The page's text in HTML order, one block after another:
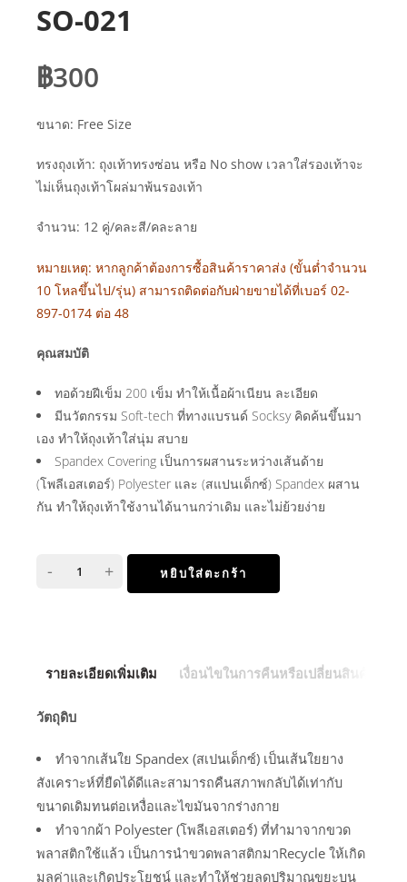
SO-021
฿300
ขนาด: Free Size
ทรงถุงเท้า: ถุงเท้าทรงซ่อน หรือ No show เวลาใส่รองเท้าจะ
ไม่เห็นถุงเท้าโผล่มาพ้นรองเท้า
จำนวน: 12 คู่/คละสี/คละลาย
หมายเหตุ: หากลูกค้าต้องการซื้อสินค้าราคาส่ง (ขั้นต่ำจำนวน
10 โหลขึ้นไป/รุ่น) สามารถติดต่อกับฝ่ายขายได้ที่เบอร์ 02-
897-0174 ต่อ 48
คุณสมบัติ
ทอด้วยฝีเข็ม 200 เข็ม ทำให้เนื้อผ้าเนียน ละเอียด
มีนวัตกรรม Soft-tech ที่ทางแบรนด์ Socksy คิดค้นขึ้นมา
เอง ทำให้ถุงเท้าใส่นุ่ม สบาย
Spandex Covering เป็นการผสานระหว่างเส้นด้าย
(โพลีเอสเตอร์) Polyester และ (สแปนเด็กซ์) Spandex ผสาน
กัน ทำให้ถุงเท้าใช้งานได้นานกว่าเดิม และไม่ย้วยง่าย
+
- หยิบใส่ตะกร้า
รายละเอียดเพิ่มเติม เงื่อนไขในการคืนหรือเปลี่ยนสินค้า
วัตถุดิบ
ทำจากเส้นใย Spandex (สเปนเด็กซ์) เป็นเส้นใยยาง
สังเคราะห์ที่ยืดได้ดีและสามารถคืนสภาพกลับได้เท่ากับ
ขนาดเดิมทนต่อเหงื่อและไขมันจากร่างกาย
ทำจากผ้า Polyester (โพลีเอสเตอร์) ที่ทำมาจากขวด
พลาสติกใช้แล้ว เป็นการนำขวดพลาสติกมาRecycle ให้เกิด
มูลค่าและเกิดประโยชน์ และทำให้ช่วยลดปริมาณขยะบน